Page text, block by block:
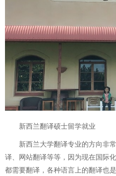
新西兰翻译硕士留学就业
新西兰大学翻译专业的方向非常
译、网站翻译等等，因为现在国际
都需要翻译，各种语言上的翻译也